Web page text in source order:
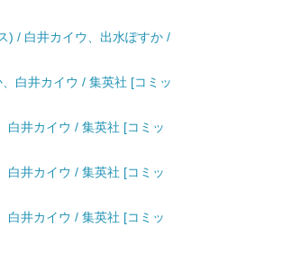
) / 白井カイウ、出水ぽすか /
白井カイウ / 集英社 [コミッ
白井カイウ / 集英社 [コミッ
白井カイウ / 集英社 [コミッ
白井カイウ / 集英社 [コミッ